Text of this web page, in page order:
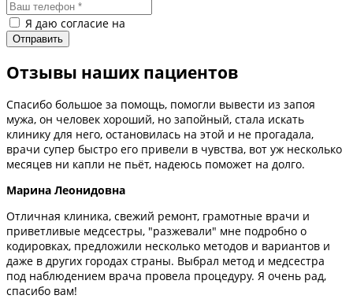
Я даю согласие на
Отзывы наших пациентов
Спасибо большое за помощь, помогли вывести из запоя
мужа, он человек хороший, но запойный, стала искать
клинику для него, остановилась на этой и не прогадала,
врачи супер быстро его привели в чувства, вот уж несколько
месяцев ни капли не пьёт, надеюсь поможет на долго.
Марина Леонидовна
Отличная клиника, свежий ремонт, грамотные врачи и
приветливые медсестры, "разжевали" мне подробно о
кодировках, предложили несколько методов и вариантов и
даже в других городах страны. Выбрал метод и медсестра
под наблюдением врача провела процедуру. Я очень рад,
спасибо вам!